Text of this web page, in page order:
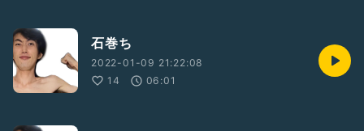
石巻ち
2022-01-09 21:22:08
14
06:01